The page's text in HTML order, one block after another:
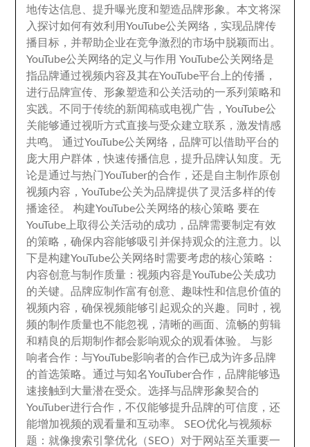
地传达信息
、提升曝光度和塑造品牌形象 。本文将深
入探讨如何有效利用YouTube公关网络 ， 实现品牌传
播目标 ， 并帮助企业在竞争激烈的市场中脱颖而出 。
YouTube公关网络的定义与作用 YouTube公关网络是
指品牌通过视频内容及其在YouTube平台上的传播 ，
进行品牌宣传
形象塑造和公关活动的一系列策略和
实践。不同于传统的新闻稿或电视广告 ，YouTube公
关能够通过视听方式直接与受众建立联系 ，激发情感
共鸣。通过YouTube公关网络 ，品牌可以借助平台的
庞大用户群体 ，快速传播信息 ，提升品牌认知度。 无
论是通过与热门YouTuber的合作 ，还是自主制作原创
视频内容 ，YouTube公关为品牌提供了灵活多样的传
播途径。构建YouTube公关网络的核心策略 要在
YouTube上取得公关活动的成功 ，品牌需要制定有效
的策略 ，确保内容能够吸引并保持观众的注意力 。
以
下是构建YouTube公关网络时需要考虑的核心策略 ：
内容创意与制作质量 ：视频内容是YouTube公关成功
的关键。品牌应制作富有创意
趣味性和信息价值的
视频内容 ，确保视频能够引起观众的兴趣。 同时 ，视
频的制作质量也不能忽视 ，清晰的画面 、流畅的剪辑
和精良的后期制作都会影响观众的观看体验。与影
响者合作 ：与YouTube影响者的合作已成为许多品牌
的首选策略。通过与知名YouTuber合作 ，品牌能够迅
速接触到大量潜在受众。选择与品牌形象契合的
YouTuber进行合作 ，不仅能够提升品牌的可信度 ，还
能增加视频的观看量和互动率。SEO优化与视频标
题 ： 就像搜索引擎优化（SEO）对于网站至关重要一